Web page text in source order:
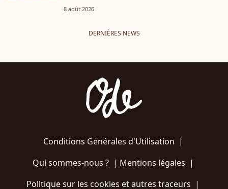
8 août 2026
DERNIÈRES NEWS
Conditions Générales d'Utilisation |
Qui sommes-nous ?| Mentions légales |
Politique sur les cookies et autres traceurs |